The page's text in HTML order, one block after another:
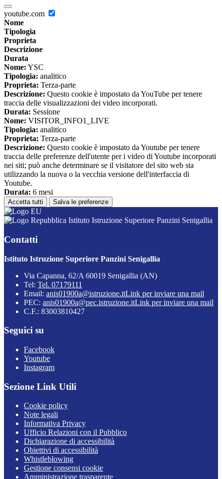
youtube.com
Nome
Tipologia
Proprieta
Descrizione
Durata
Nome: YSC
Tipologia: analitico
Proprieta: Terza-parte
Descrizione: Questo cookie è impostato da YouTube per tenere
traccia delle visualizzazioni dei video incorporati.
Durata: Sessione
Nome: VISITOR_INFO1_LIVE
Tipologia: analitico
Proprieta: Terza-parte
Descrizione: Questo cookie è impostato da Youtube per tenere
traccia delle preferenze dell'utente per i video di Youtube incorporati
nei siti; può anche determinare se il visitatore del sito web sta
utilizzando la nuova o la vecchia versione dell'interfaccia di
Youtube.
Durata: 6 mesi
Accetta tutti Salva le preferenze
Istituto Istruzione Superiore Panzini Senigallia
Contatti
Istituto Istruzione Superiore Panzini Senigallia
Via Capanna, 62/A 60019 Senigallia (AN)
Tel: Tel. 07179111
Email: anis01900a@istruzione.itLink per inviare una mail
PEC: anis01900a@pec.istruzione.itLink per inviare una mail
C.F.: 83003810427
Seguici su
Facebook
Youtube
Instagram
Sezione Link Utili
Cookie policy
Note legali
Informativa Privacy
Ufficio Relazioni con il Pubblico
Dichiarazione di accessibilità
Obiettivi di accessibilità
Whistleblowing
Gestione consensi cookie
Amministrazione trasparente